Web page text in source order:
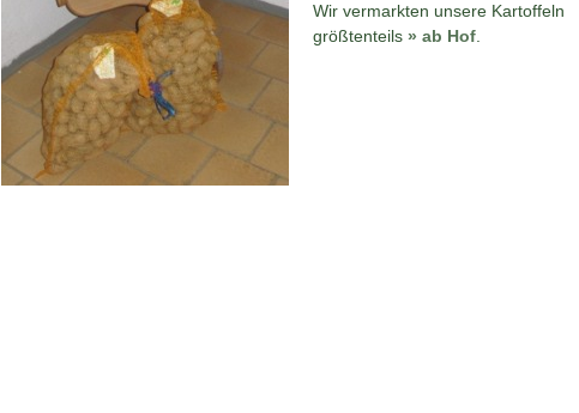
Wir vermarkten unsere Kartoffeln
größtenteils » ab Hof